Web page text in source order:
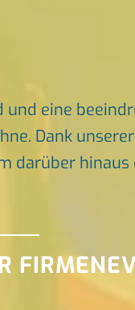
eine
Dank
darüber